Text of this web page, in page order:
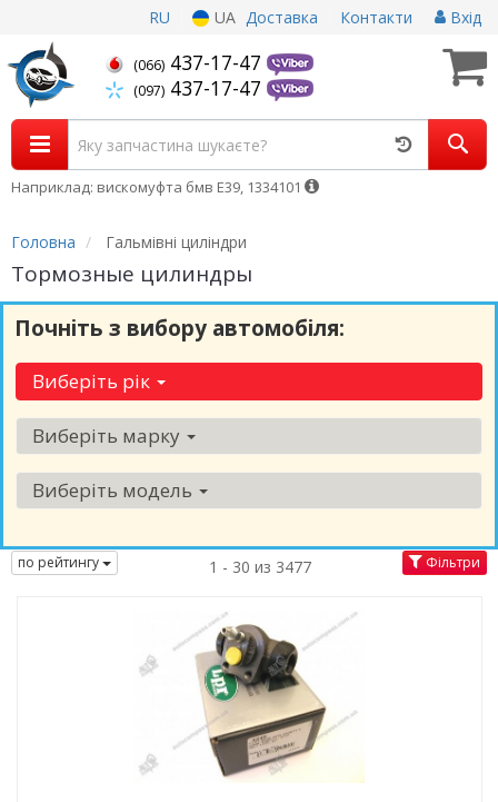
RU UA Доставка Контакти Вхід
(066) 437-17-47
(097) 437-17-47
Наприклад: вискомуфта бмв Е39, 1334101
Головна Гальмівні циліндри
Тормозные цилиндры
Почніть з вибору автомобіля:
Виберіть рік
Виберіть марку
Виберіть модель
по рейтингу 1 - 30 из 3477 Фільтри